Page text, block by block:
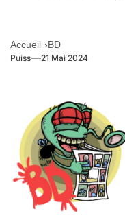
Accueil BD
Puiss 21 Mai 2024